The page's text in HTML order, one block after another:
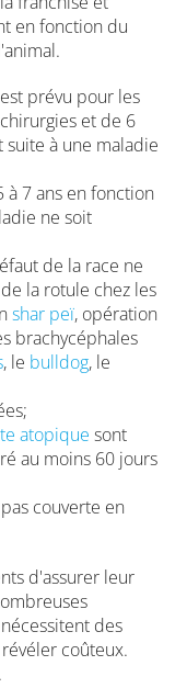
en fonction du
prévu pour les
et de 6
à une maladie
à 7 ans en fonction
ne soit
de la race ne
la rotule chez les
shar peï, opération
brachycéphales
, le bulldog, le
atopique sont
au moins 60 jours
couverte en
d'assurer leur
nécessitent des
coûteux.